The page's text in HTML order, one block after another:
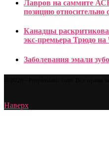
Лавров на саммите
позицию
Канадцы
экс-премьера Трюдо
Заболевания эмали
Наверх